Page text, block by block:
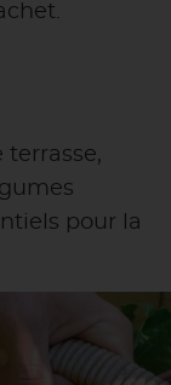
terrasse,
pour la